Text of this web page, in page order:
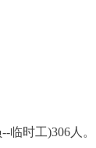
时工)306人。